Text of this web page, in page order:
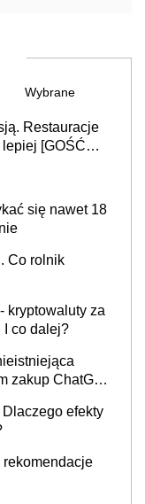
Wybrane
Restauracje
[GOŚĆ
się nawet 18
Co rolnik
kryptowaluty za
I co dalej?
zakup ChatGPT
efekty